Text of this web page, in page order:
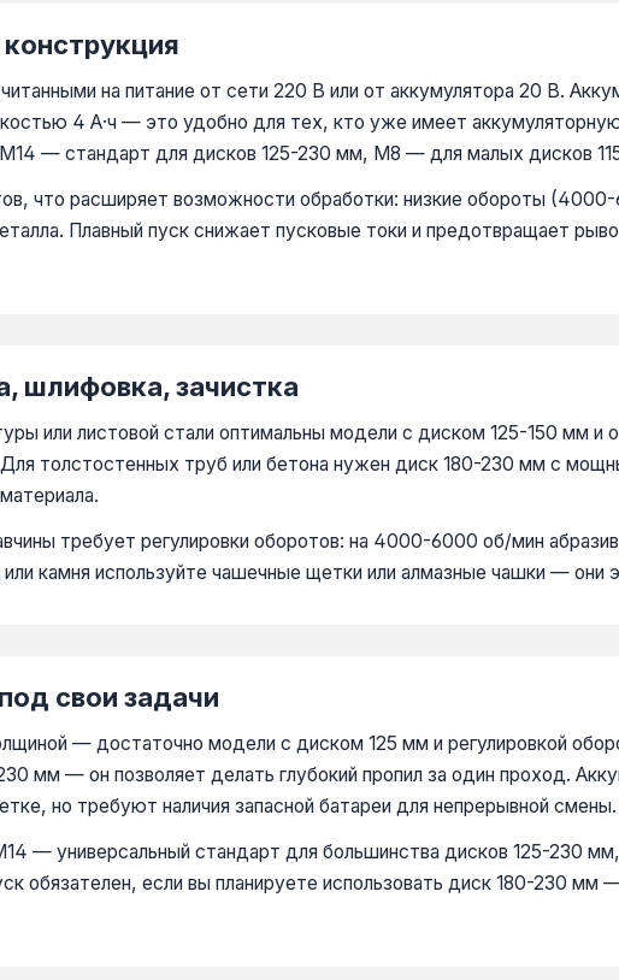
на питание от сети 220 В или от аккумулятора 20 В.
4 А·ч — это удобно для тех, кто уже имеет
— стандарт для дисков 125-230 мм, М8 — для малых дисков
что расширяет возможности обработки: низкие обороты
Плавный пуск снижает пусковые токи и предотвращает
шлифовка, зачистка
или листовой стали оптимальны модели с диском 125-150 мм
толстостенных труб или бетона нужен диск 180-230 мм с
требует регулировки оборотов: на 4000-6000 об/мин
или камня используйте чашечные щетки или алмазные чашки —
свои задачи
— достаточно модели с диском 125 мм и регулировкой
мм — он позволяет делать глубокий пропил за один проход.
но требуют наличия запасной батареи для непрерывной смены.
— универсальный стандарт для большинства дисков 125-230
обязателен, если вы планируете использовать диск 180-230